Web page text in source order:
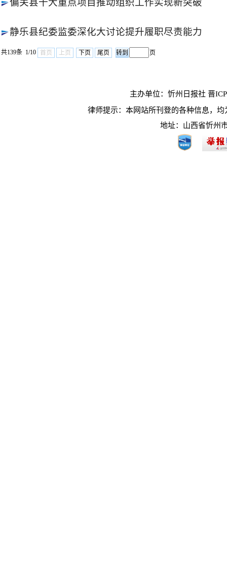
偏关县十大重点项目推动组织工作实现新突破
静乐县纪委监委深化大讨论提升履职尽责能力
共139条 1/10 首页 上页 下页 尾页 页
主办单位：忻州日报社 晋
律师提示：本网站所刊登的各种信息，
地址：山西省忻州